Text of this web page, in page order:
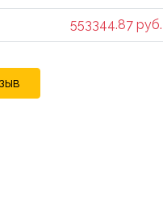
553344.87 руб.